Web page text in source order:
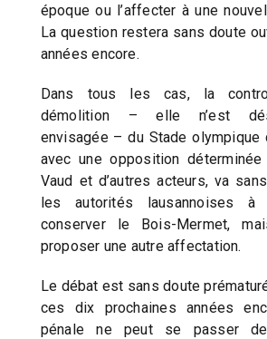
époque ou l’affecter à une
La question restera sans doute
années encore.
Dans tous les cas, la
démolition – elle n’est
envisagée – du Stade olympique
avec une opposition
Vaud et d’autres acteurs, va
les autorités lausannoises à
conserver le Bois-Mermet,
proposer une autre affectation.
Le débat est sans doute
ces dix prochaines années
pénale ne peut se passer